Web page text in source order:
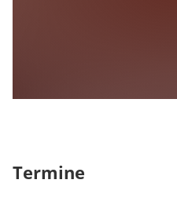
Termine